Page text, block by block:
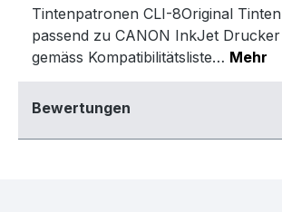
Tintenpatronen CLI-8Original Tinten
passend zu CANON InkJet Drucker
gemäss Kompatibilitätsliste… Mehr
Bewertungen